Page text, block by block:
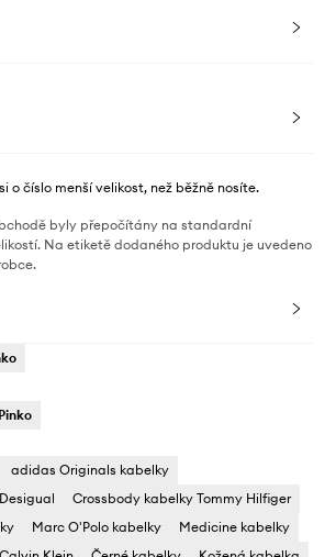
o číslo menší velikost, než běžně nosíte.
byly přepočítány na standardní
Na etiketě dodaného produktu je uvedeno
adidas Originals kabelky
Crossbody kabelky Tommy Hilfiger
Marc O'Polo kabelky
Medicine kabelky